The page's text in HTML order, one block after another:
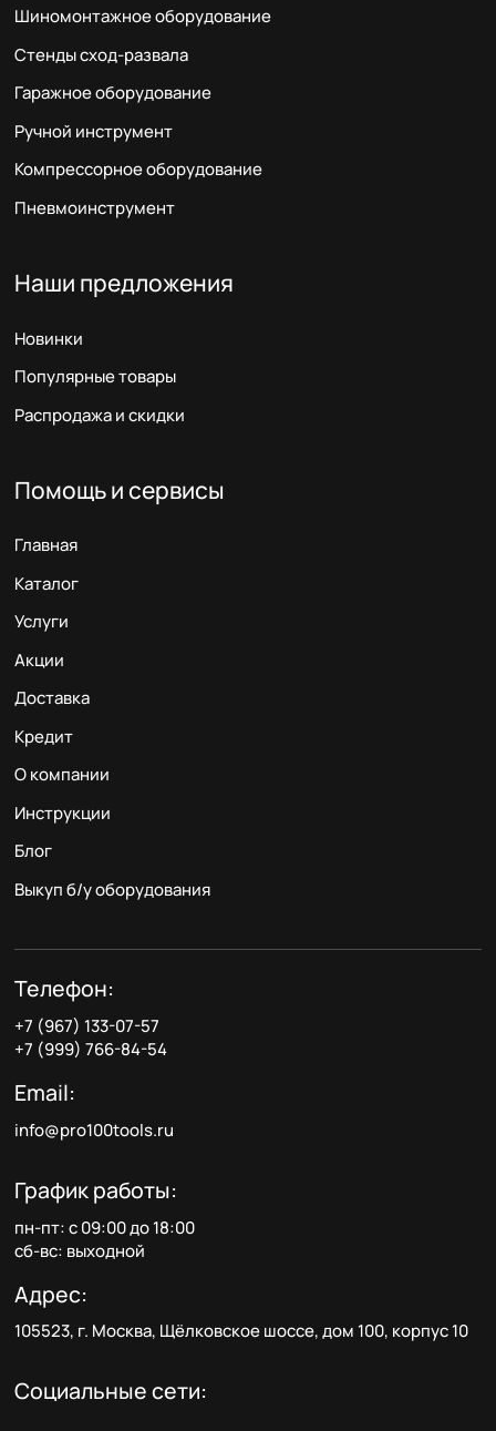
Шиномонтажное оборудование
Стенды сход-развала
Гаражное оборудование
Ручной инструмент
Компрессорное оборудование
Пневмоинструмент
Наши предложения
Новинки
Популярные товары
Распродажа и скидки
Помощь и сервисы
Главная
Каталог
Услуги
Акции
Доставка
Кредит
О компании
Инструкции
Блог
Выкуп б/у оборудования
Телефон:
+7 (967) 133-07-57
+7 (999) 766-84-54
Email:
info@pro100tools.ru
График работы:
пн-пт: с 09:00 до 18:00
сб-вс: выходной
Адрес:
105523, г. Москва, Щёлковское шоссе, дом 100, корпус 10
Социальные сети: